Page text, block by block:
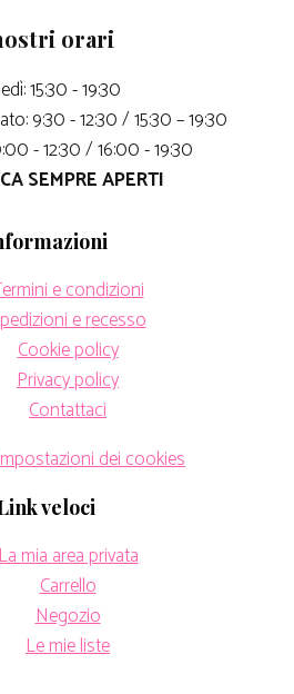
orari
15:30 - 19:30
9:30 - 12:30 / 15:30 – 19:30
- 12:30 / 16:00 - 19:30
SEMPRE APERTI
e condizioni
e recesso
Cookie policy
Privacy policy
Contattaci
dei cookies
veloci
mia area privata
Carrello
Negozio
Le mie liste